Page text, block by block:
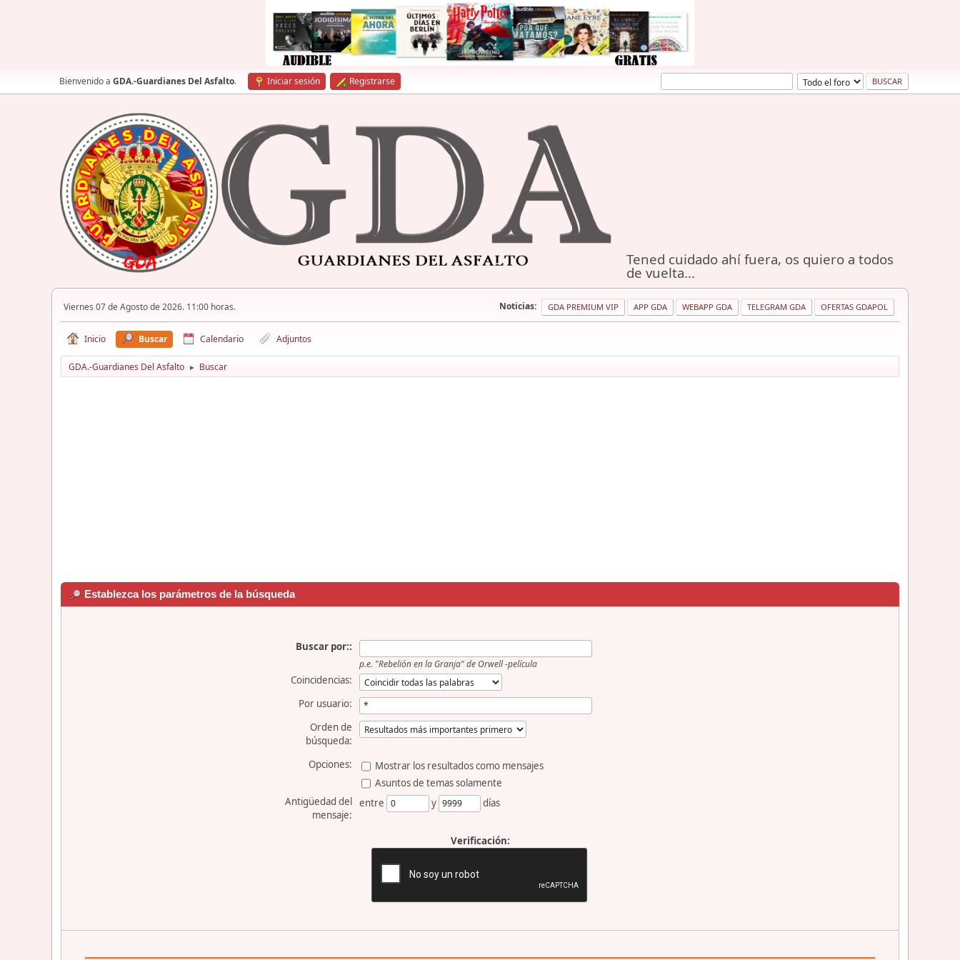
Bienvenido a GDA.-Guardianes Del Asfalto. Iniciar sesión Registrarse
Tened cuidado ahí fuera, os quiero a todos
de vuelta...
Viernes 07 de Agosto de 2026. 11:00 horas. Noticias: GDA PREMIUM VIP APP GDA WEBAPP GDA TELEGRAM GDA OFERTAS GDAPOL
Inicio Buscar Calendario Adjuntos
GDA.-Guardianes Del Asfalto ► Buscar
Establezca los parámetros de la búsqueda
Buscar por::
p.e. "Rebelión en la Granja" de Orwell -película
Coincidencias:
Por usuario:
Orden de
búsqueda:
Opciones:
Mostrar los resultados como mensajes
Asuntos de temas solamente
Antigüedad del
mensaje:
entre y días
Verificación: